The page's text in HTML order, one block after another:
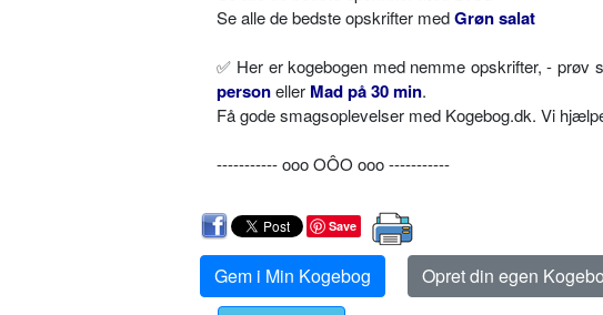
Se alle de bedste opskrifter medGrøn salat
✅ Her er kogebogen med nemme opskrifter, - prøv
personeller Mad på 30 min.
Få gode smagsoplevelser med Kogebog.dk. Vi
----------- ooo OÔO ooo -----------
Save
Gem i Min Kogebog Opret din egen